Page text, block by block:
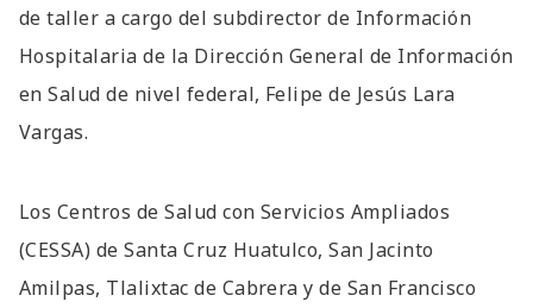
de taller a cargo del subdirector de Información
Hospitalaria de la Dirección General de Información
en Salud de nivel federal, Felipe de Jesús Lara
Vargas.
Los Centros de Salud con Servicios Ampliados
(CESSA) de Santa Cruz Huatulco, San Jacinto
Amilpas, Tlalixtac de Cabrera y de San Francisco